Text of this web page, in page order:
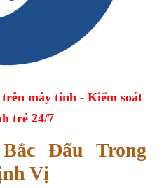
máy tính - Kiểm soát
trẻ 24/7
Đẩu Trong
Vị